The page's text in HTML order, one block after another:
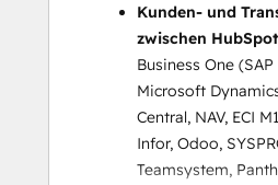
Kunden- und
zwischen
Business One (SAP
Microsoft
Central, NAV, ECI
Infor, Odoo,
Teamsystem,